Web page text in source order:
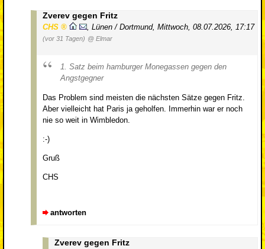
Zverev gegen Fritz
CHS , Lünen / Dortmund, Mittwoch, 08.07.2026, 17:17
(vor 31 Tagen) @ Elmar
1. Satz beim hamburger Monegassen gegen den
Angstgegner
Das Problem sind meisten die nächsten Sätze gegen Fritz.
Aber vielleicht hat Paris ja geholfen. Immerhin war er noch
nie so weit in Wimbledon.
:-)
Gruß
CHS
antworten
Zverev gegen Fritz